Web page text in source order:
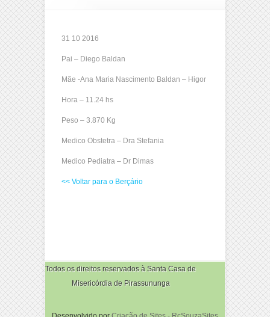
31 10 2016
Pai – Diego Baldan
Mãe -Ana Maria Nascimento Baldan – Higor
Hora – 11.24 hs
Peso – 3.870 Kg
Medico Obstetra – Dra Stefania
Medico Pediatra – Dr Dimas
<< Voltar para o Berçário
Todos os direitos reservados à Santa Casa de
Misericórdia de Pirassununga